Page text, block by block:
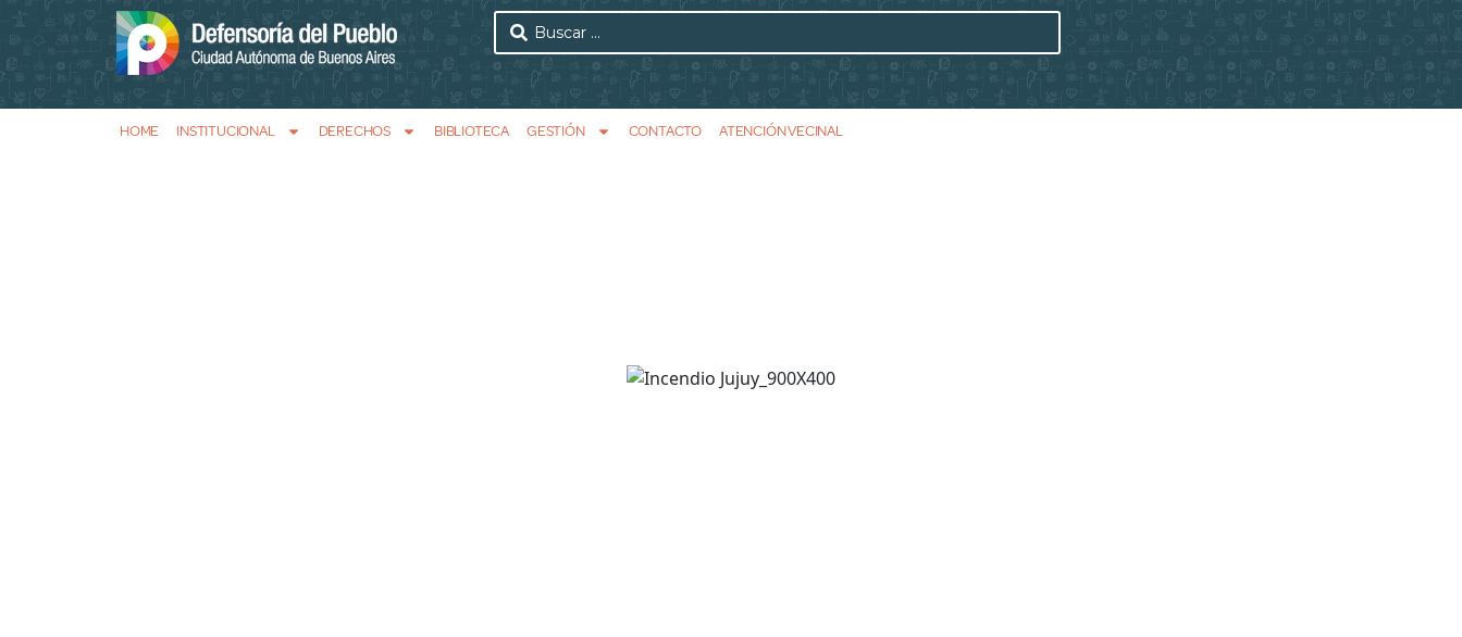
HOME INSTITUCIONAL DERECHOS BIBLIOTECA GESTIÓN CONTACTO ATENCIÓN VECINAL